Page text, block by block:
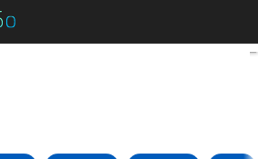
Nacho Martín (Dell